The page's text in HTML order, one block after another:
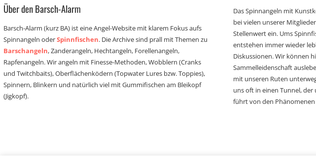
Über den Barsch-Alarm
Barsch-Alarm (kurz BA) ist eine Angel-Website mit klarem Fokus aufs
Spinnangeln oderSpinnfischen. Die Archive sind prall mit Themen zu
Barschangeln, Zanderangeln, Hechtangeln, Forellenangeln,
Rapfenangeln. Wir angeln mit Finesse-Methoden, Wobblern (Cranks
und Twitchbaits), Oberflächenködern (Topwater Lures bzw. Toppies),
Spinnern, Blinkern und natürlich viel mit Gummifischen am Bleikopf
(Jigkopf).
Das Spinnangeln mit
bei vielen unserer
Stellenwert ein. Ums
entstehen immer wieder
Diskussionen. Wir können
Sammelleidenschaft
mit unseren Ruten
uns oft in einen Tunnel, der
führt von den Phänomenen